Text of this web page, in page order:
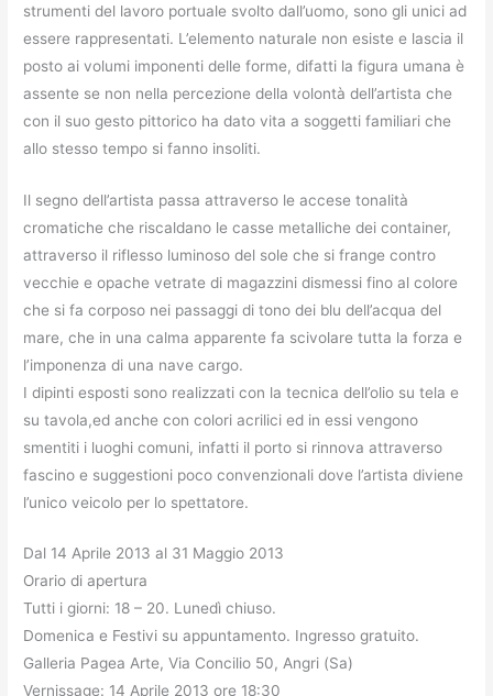
strumenti del lavoro portuale svolto dall’uomo, sono gli unici ad
essere rappresentati. L’elemento naturale non esiste e lascia il
posto ai volumi imponenti delle forme, difatti la figura umana è
assente se non nella percezione della volontà dell’artista che
con il suo gesto pittorico ha dato vita a soggetti familiari che
allo stesso tempo si fanno insoliti.
Il segno dell’artista passa attraverso le accese tonalità
cromatiche che riscaldano le casse metalliche dei container,
attraverso il riflesso luminoso del sole che si frange contro
vecchie e opache vetrate di magazzini dismessi fino al colore
che si fa corposo nei passaggi di tono dei blu dell’acqua del
mare, che in una calma apparente fa scivolare tutta la forza e
l’imponenza di una nave cargo.
I dipinti esposti sono realizzati con la tecnica dell’olio su tela e
su tavola,ed anche con colori acrilici ed in essi vengono
smentiti i luoghi comuni, infatti il porto si rinnova attraverso
fascino e suggestioni poco convenzionali dove l’artista diviene
l’unico veicolo per lo spettatore.
Dal 14 Aprile 2013 al 31 Maggio 2013
Orario di apertura
Tutti i giorni: 18 – 20. Lunedì chiuso.
Domenica e Festivi su appuntamento. Ingresso gratuito.
Galleria Pagea Arte, Via Concilio 50, Angri (Sa)
Vernissage: 14 Aprile 2013 ore 18:30